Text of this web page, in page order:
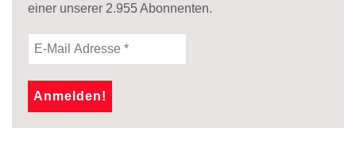
einer unserer 2.955Abonnenten.